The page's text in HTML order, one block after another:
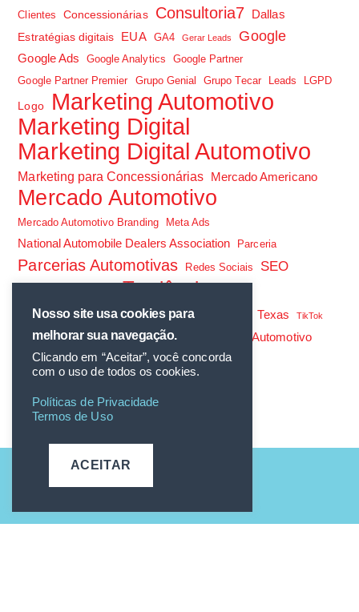
Clientes Concessionárias Consultoria7 Dallas
Estratégias digitais EUA GA4 Gerar Leads Google
Google Ads Google Analytics
Google Partner
Google Partner Premier
Grupo Genial Grupo Tecar Leads LGPD
Logo Marketing Automotivo
Marketing Digital
Marketing Digital Automotivo
Marketing para Concessionárias Mercado Americano
Mercado Automotivo
Mercado Automotivo Branding Meta Ads
National Automobile Dealers Association Parceria
Parcerias Automotivas Redes Sociais SEO
Tendências
Tendências de Mercado Texas TikTok
TikTok Ads Tráfego Pago Tráfego Pago Automotivo
V12 Assinaturas
Nosso site usa cookies para
melhorar sua navegação.
Clicando em “Aceitar”, você concorda
com o uso de todos os cookies.
Políticas de Privacidade
Termos de Uso
ACEITAR